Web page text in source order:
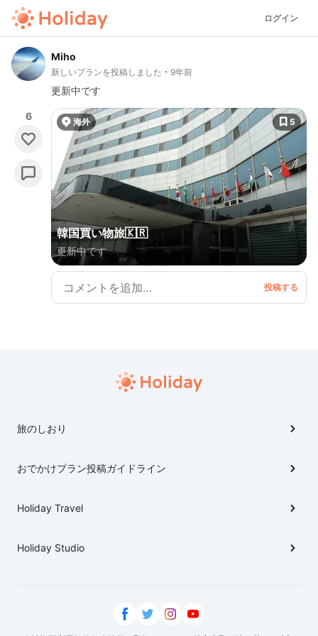
ログイン
Miho
新しいプランを投稿しました 9年前
更新中です
6 海外 5
韓国買い物旅🇰🇷
更新中です
旅のしおり
おでかけプラン投稿ガイドライン
Holiday Travel
Holiday Studio